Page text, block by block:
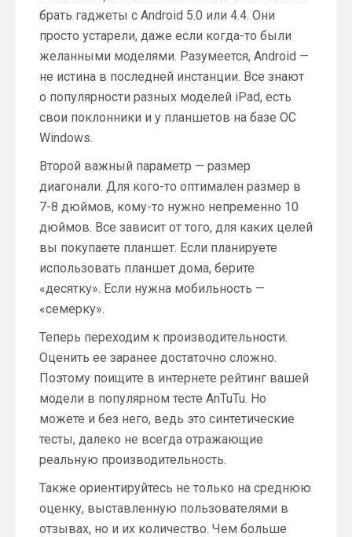
брать гаджеты с Android 5.0 или 4.4. Они
просто устарели, даже если когда-то были
желанными моделями. Разумеется, Android —
не истина в последней инстанции. Все знают
о популярности разных моделей iPad, есть
свои поклонники и у планшетов на базе ОС
Windows.
Второй важный параметр — размер
диагонали. Для кого-то оптимален размер в
7-8 дюймов, кому-то нужно непременно 10
дюймов. Все зависит от того, для каких целей
вы покупаете планшет. Если планируете
использовать планшет дома, берите
«десятку». Если нужна мобильность —
«семерку».
Теперь переходим к производительности.
Оценить ее заранее достаточно сложно.
Поэтому поищите в интернете рейтинг вашей
модели в популярном тесте AnTuTu. Но
можете и без него, ведь это синтетические
тесты, далеко не всегда отражающие
реальную производительность.
Также ориентируйтесь не только на среднюю
оценку, выставленную пользователями в
отзывах, но и их количество. Чем больше